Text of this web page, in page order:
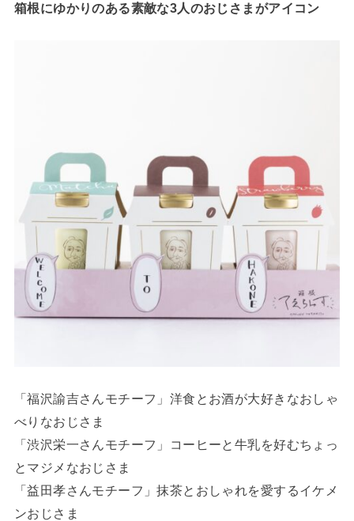
箱根にゆかりのある素敵な3人のおじさまがアイコン
「福沢諭吉さんモチーフ」洋食とお酒が大好きなおしゃ
べりなおじさま
「渋沢栄一さんモチーフ」コーヒーと牛乳を好むちょっ
とマジメなおじさま
「益田孝さんモチーフ」抹茶とおしゃれを愛するイケメ
ンおじさま